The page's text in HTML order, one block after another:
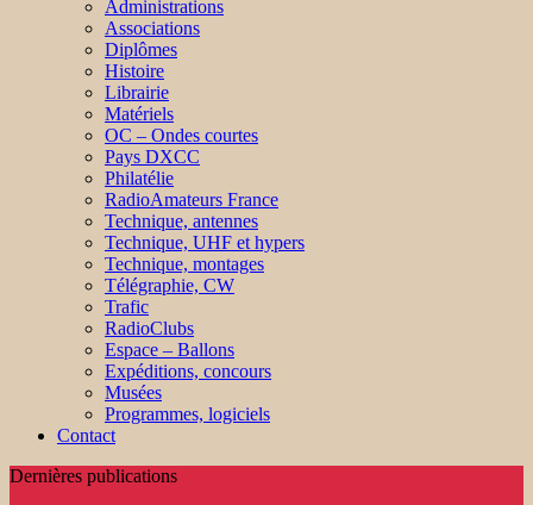
Administrations
Associations
Diplômes
Histoire
Librairie
Matériels
OC – Ondes courtes
Pays DXCC
Philatélie
RadioAmateurs France
Technique, antennes
Technique, UHF et hypers
Technique, montages
Télégraphie, CW
Trafic
RadioClubs
Espace – Ballons
Expéditions, concours
Musées
Programmes, logiciels
Contact
Dernières publications